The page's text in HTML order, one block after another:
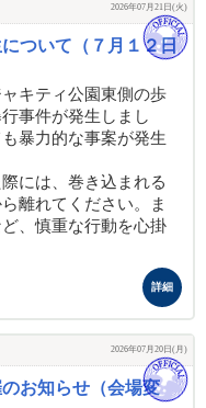
2026年07月21日(火)
ついて（７月１２日
キティ公園東側の歩
事件が発生しまし
暴力的な事案が発生
には、巻き込まれる
離れてください。ま
、慎重な行動を心掛
詳細
2026年07月20日(月)
お知らせ（会場変